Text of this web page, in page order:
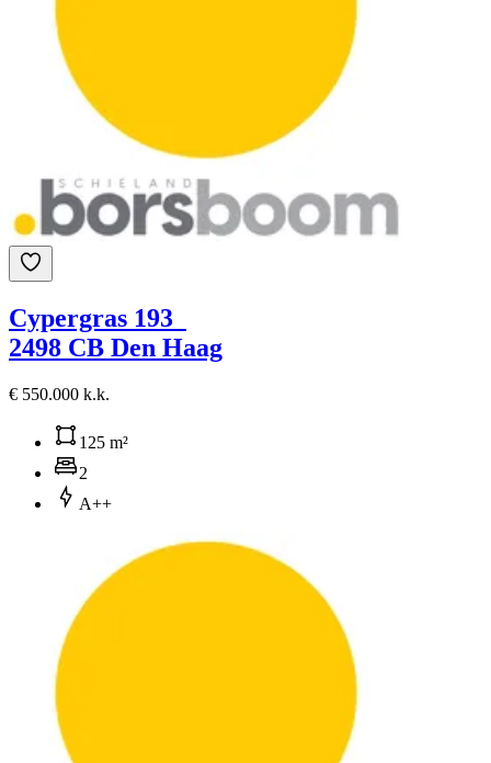
Cypergras 193
2498 CB Den Haag
€ 550.000 k.k.
125 m²
2
A++